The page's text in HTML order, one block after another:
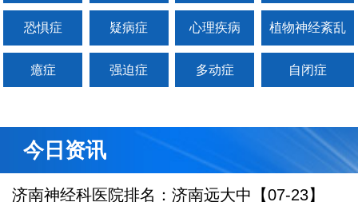
恐惧症 疑病症 心理疾病 植物神经紊乱
癔症 强迫症 多动症 自闭症
今日资讯
济南神经科医院排名：济南远大中【07-23】